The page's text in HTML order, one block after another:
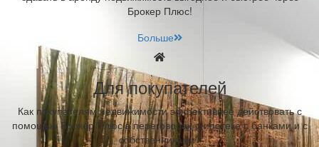
Брокер Плюс!
Больше
Для покупателей
Как покупателям недвижимости эффективнее действовать с
помощью Брокер Плюс в переговорах о ипотеке с банками и с
собственниками?